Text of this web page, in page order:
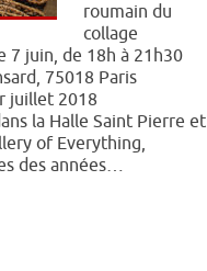
roumain du
collage
7 juin, de 18h à 21h30
75018 Paris
juillet 2018
la Halle Saint Pierre et
of Everything,
des années…